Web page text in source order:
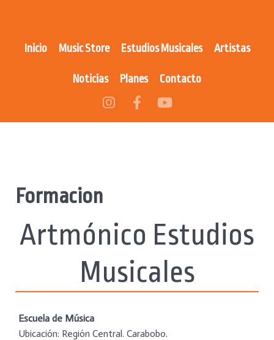
Inicio Music Store Estudios Musicales Artistas
Noticias Planes Contacto
Formacion
Artmónico Estudios
Musicales
Escuela de Música
Ubicación: Región Central. Carabobo.